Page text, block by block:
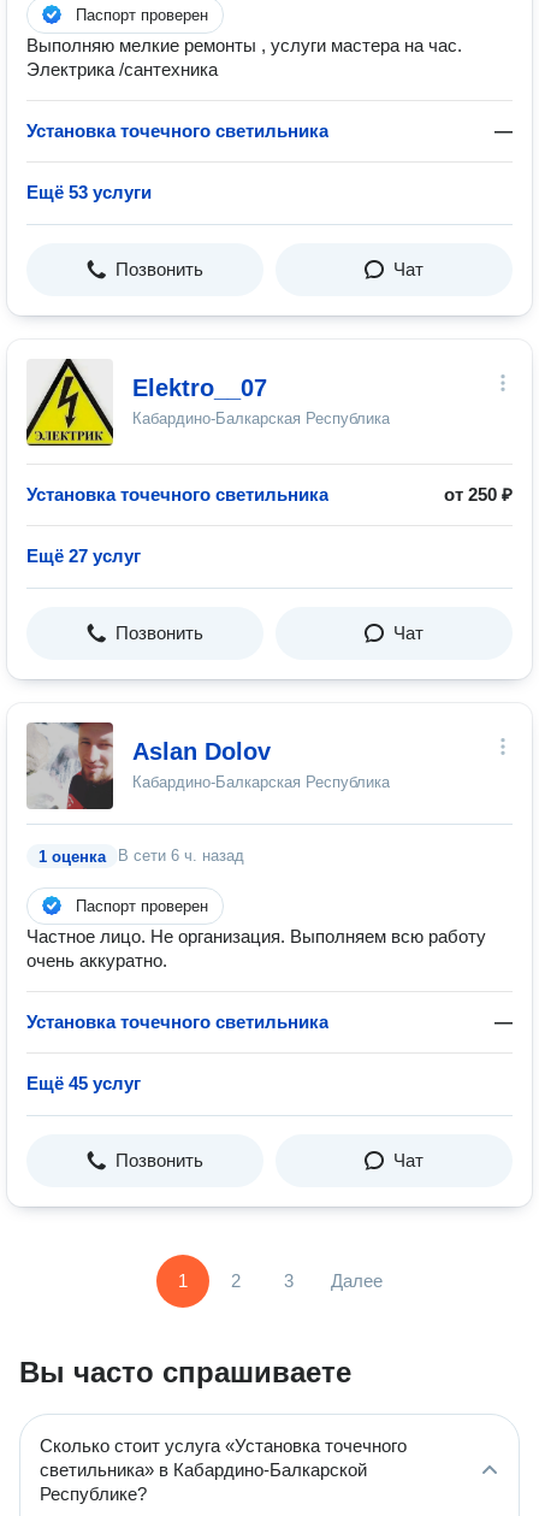
Паспорт проверен
Выполняю мелкие ремонты , услуги мастера на час.
Электрика /сантехника
Установка точечного светильника —
Ещё 53 услуги
Позвонить Чат
Elektro__07
Кабардино-Балкарская Республика
Установка точечного светильника от 250 ₽
Ещё 27 услуг
Позвонить Чат
Aslan Dolov
Кабардино-Балкарская Республика
1 оценка В сети 6 ч. назад
Паспорт проверен
Частное лицо. Не организация. Выполняем всю работу
очень аккуратно.
Установка точечного светильника —
Ещё 45 услуг
Позвонить Чат
1 2 3 Далее
Вы часто спрашиваете
Сколько стоит услуга «Установка точечного
светильника» в Кабардино-Балкарской
Республике?